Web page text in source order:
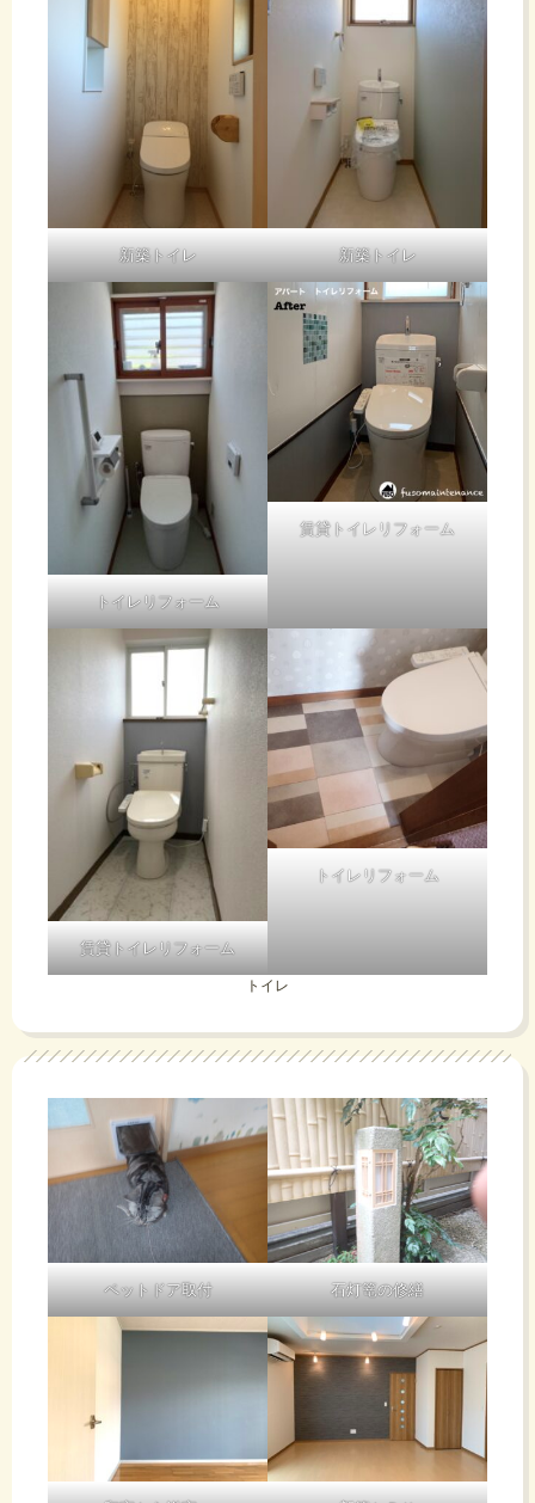
新築トイレ 新築トイレ
トイレリフォーム
賃貸トイレリフォーム
賃貸トイレリフォーム
トイレリフォーム
トイレ
ペットドア取付 石灯篭の修繕